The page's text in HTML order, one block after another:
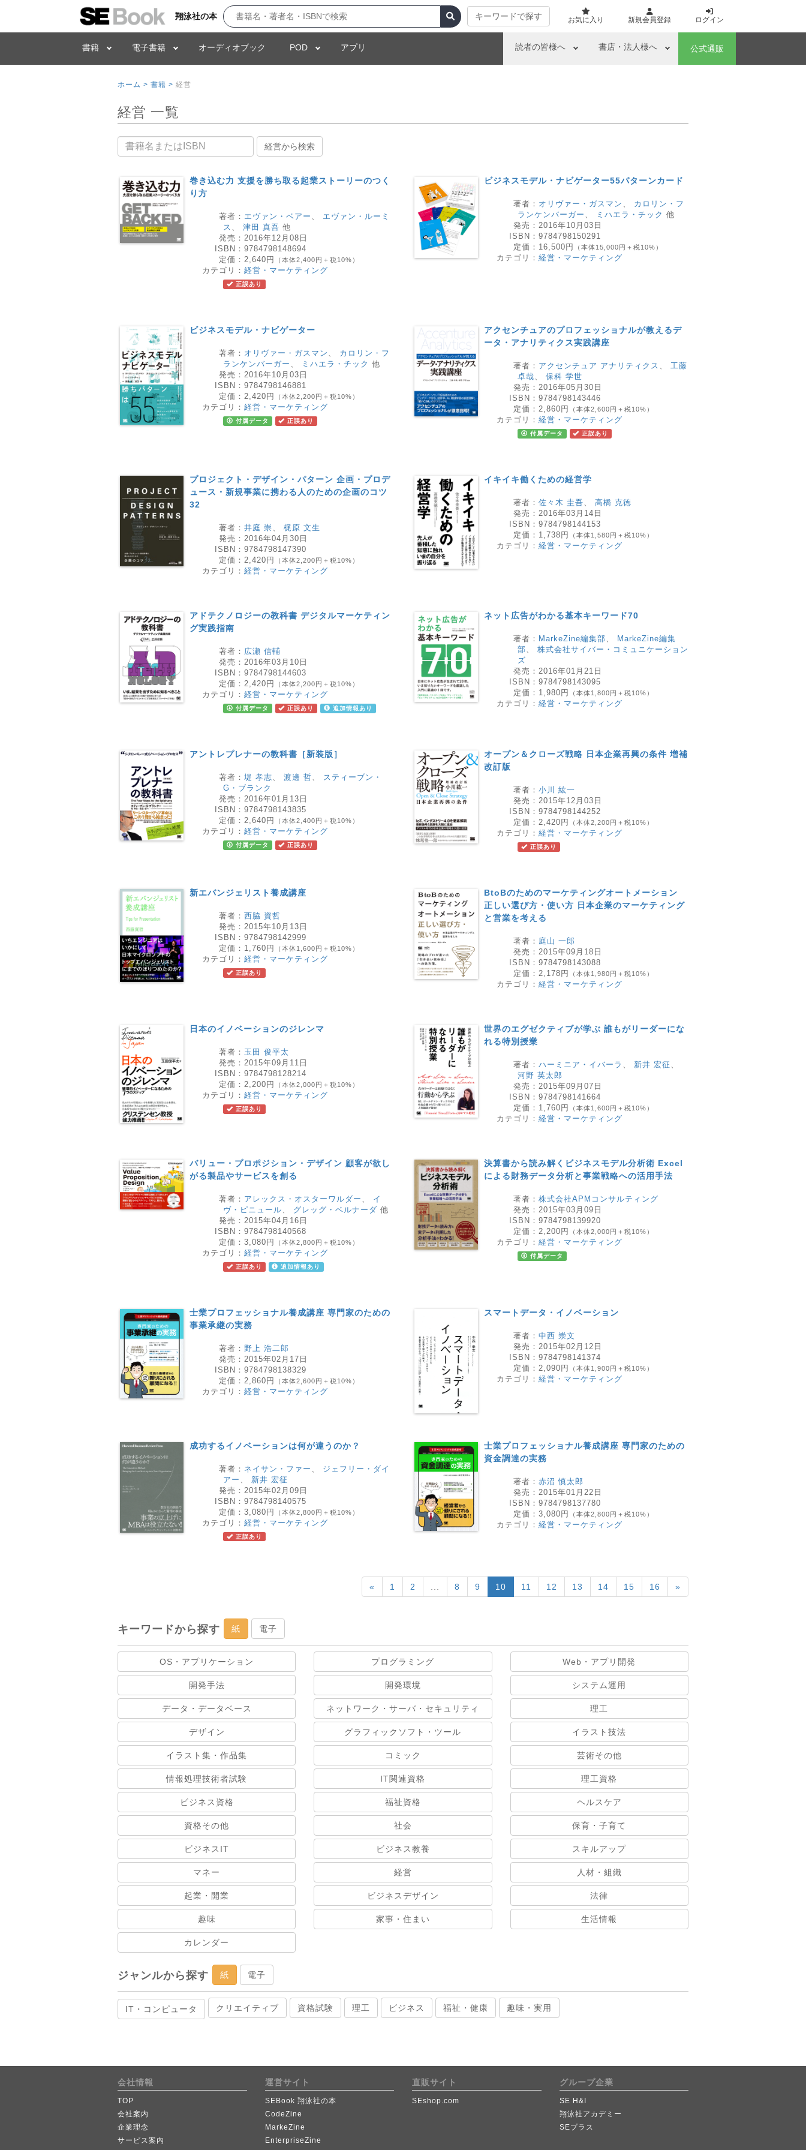
翔泳社の本 キーワードで探す お気に入り 新規会員登録 ログイン
書籍 電子書籍 オーディオブック POD アプリ 読者の皆様へ 書店・法人様へ 公式通販
ホーム > 書籍 > 経営
経営 一覧
書籍名 経営から検索
巻き込む力 支援を勝ち取る起業ストーリーのつく
り方
著者： エヴァン・ベアー 、 エヴァン・ルーミ
ス 、 津田 真吾 他
発売： 2016年12月08日
ISBN： 9784798148694
定価： 2,640円 （本体2,400円＋税10%）
カテゴリ： 経営・マーケティング
正誤あり
ビジネスモデル・ナビゲーター55パターンカード
著者： オリヴァー・ガスマン 、 カロリン・フ
ランケンバーガー 、 ミハエラ・チック 他
発売： 2016年10月03日
ISBN： 9784798150291
定価： 16,500円 （本体15,000円＋税10%）
カテゴリ： 経営・マーケティング
ビジネスモデル・ナビゲーター
著者： オリヴァー・ガスマン 、 カロリン・フ
ランケンバーガー 、 ミハエラ・チック 他
発売： 2016年10月03日
ISBN： 9784798146881
定価： 2,420円 （本体2,200円＋税10%）
カテゴリ： 経営・マーケティング
付属データ 正誤あり
アクセンチュアのプロフェッショナルが教えるデ
ータ・アナリティクス実践講座
著者： アクセンチュア アナリティクス 、 工藤
卓哉、 保科 学世
発売： 2016年05月30日
ISBN： 9784798143446
定価： 2,860円 （本体2,600円＋税10%）
カテゴリ： 経営・マーケティング
付属データ 正誤あり
プロジェクト・デザイン・パターン 企画・プロデ
ュース・新規事業に携わる人のための企画のコツ
32
著者： 井庭 崇、 梶原 文生
発売： 2016年04月30日
ISBN： 9784798147390
定価： 2,420円 （本体2,200円＋税10%）
カテゴリ： 経営・マーケティング
イキイキ働くための経営学
著者： 佐々木 圭吾、 高橋 克徳
発売： 2016年03月14日
ISBN： 9784798144153
定価： 1,738円 （本体1,580円＋税10%）
カテゴリ： 経営・マーケティング
アドテクノロジーの教科書 デジタルマーケティン
グ実践指南
著者： 広瀬 信輔
発売： 2016年03月10日
ISBN： 9784798144603
定価： 2,420円 （本体2,200円＋税10%）
カテゴリ： 経営・マーケティング
付属データ 正誤あり 追加情報あり
ネット広告がわかる基本キーワード70
著者： MarkeZine編集部、
MarkeZine編集
部、 株式会社サイバー・コミュニケーション
ズ
発売： 2016年01月21日
ISBN： 9784798143095
定価： 1,980円 （本体1,800円＋税10%）
カテゴリ： 経営・マーケティング
アントレプレナーの教科書［新装版］
著者： 堤 孝志、 渡邊 哲、 スティーブン・
G・ブランク
発売： 2016年01月13日
ISBN： 9784798143835
定価： 2,640円 （本体2,400円＋税10%）
カテゴリ： 経営・マーケティング
付属データ 正誤あり
オープン＆クローズ戦略 日本企業再興の条件 増補
改訂版
著者： 小川 紘一
発売： 2015年12月03日
ISBN： 9784798144252
定価： 2,420円 （本体2,200円＋税10%）
カテゴリ： 経営・マーケティング
正誤あり
新エバンジェリスト養成講座
著者： 西脇 資哲
発売： 2015年10月13日
ISBN： 9784798142999
定価： 1,760円 （本体1,600円＋税10%）
カテゴリ： 経営・マーケティング
正誤あり
BtoBのためのマーケティングオートメーション
正しい選び方・使い方 日本企業のマーケティング
と営業を考える
著者： 庭山 一郎
発売： 2015年09月18日
ISBN： 9784798143088
定価： 2,178円 （本体1,980円＋税10%）
カテゴリ： 経営・マーケティング
日本のイノベーションのジレンマ
著者： 玉田 俊平太
発売： 2015年09月11日
ISBN： 9784798128214
定価： 2,200円 （本体2,000円＋税10%）
カテゴリ： 経営・マーケティング
正誤あり
世界のエグゼクティブが学ぶ 誰もがリーダーにな
れる特別授業
著者： ハーミニア・イバーラ 、 新井 宏征 、
河野 英太郎
発売： 2015年09月07日
ISBN： 9784798141664
定価： 1,760円 （本体1,600円＋税10%）
カテゴリ： 経営・マーケティング
バリュー・プロポジション・デザイン 顧客が欲し
がる製品やサービスを創る
著者： アレックス・オスターワルダー 、 イ
ヴ・ピニュール、 グレッグ・ベルナーダ 他
発売： 2015年04月16日
ISBN： 9784798140568
定価： 3,080円 （本体2,800円＋税10%）
カテゴリ： 経営・マーケティング
正誤あり 追加情報あり
決算書から読み解くビジネスモデル分析術 Excel
による財務データ分析と事業戦略への活用手法
著者： 株式会社APMコンサルティング
発売： 2015年03月09日
ISBN： 9784798139920
定価： 2,200円 （本体2,000円＋税10%）
カテゴリ： 経営・マーケティング
付属データ
士業プロフェッショナル養成講座 専門家のための
事業承継の実務
著者： 野上 浩二郎
発売： 2015年02月17日
ISBN： 9784798138329
定価： 2,860円 （本体2,600円＋税10%）
カテゴリ： 経営・マーケティング
スマートデータ・イノベーション
著者： 中西 崇文
発売： 2015年02月12日
ISBN： 9784798141374
定価： 2,090円 （本体1,900円＋税10%）
カテゴリ： 経営・マーケティング
成功するイノベーションは何が違うのか？
著者： ネイサン・ファー
ジェフリー・ダイ
アー
新井 宏征
発売： 2015年02月09日
ISBN： 9784798140575
定価： 3,080円 （本体2,800円＋税10%）
カテゴリ： 経営・マーケティング
正誤あり
士業プロフェッショナル養成講座 専門家のための
資金調達の実務
著者： 赤沼 慎太郎
発売： 2015年01月22日
ISBN： 9784798137780
定価： 3,080円 （本体2,800円＋税10%）
カテゴリ： 経営・マーケティング
« 1 2 8 9 10 11 12 13 14 15 16 »
キーワードから探す 紙 電子
OS・アプリケーション プログラミング Web・アプリ開発
開発手法 開発環境 システム運用
データ・データベース ネットワーク・サーバ・セキュリティ 理工
デザイン グラフィックソフト・ツール イラスト技法
イラスト集・作品集 コミック 芸術その他
情報処理技術者試験 IT関連資格 理工資格
ビジネス資格 福祉資格 ヘルスケア
資格その他 社会 保育・子育て
ビジネスIT ビジネス教養 スキルアップ
マネー 経営 人材・組織
起業・開業 ビジネスデザイン 法律
趣味 家事・住まい 生活情報
カレンダー
ジャンルから探す 紙 電子
IT・コンピュータ クリエイティブ 資格試験 理工 ビジネス 福祉・健康 趣味・実用
会社情報
TOP
会社案内
企業理念
サービス案内
運営サイト
SEBook 翔泳社の本
CodeZine
MarkeZine
EnterpriseZine
直販サイト
SEshop.com
グループ企業
SE H&I
翔泳社アカデミー
SEプラス